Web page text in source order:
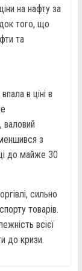
на нафту за
того, що
та
в ціні в
валовий
з
до майже 30
сильно
товарів.
всієї
до кризи.